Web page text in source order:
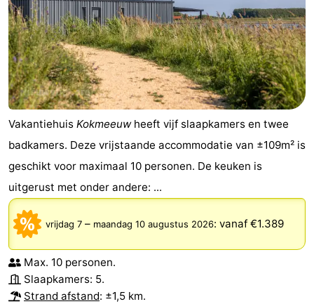
Vakantiehuis Kokmeeuwheeft vijf slaapkamers en twee
badkamers. Deze vrijstaande accommodatie van ±109m² is
geschikt voor maximaal 10 personen. De keuken is
uitgerust met onder andere: ...
vrijdag 7 – maandag 10 augustus 2026: vanaf €1.389
Max. 10 personen.
Slaapkamers: 5.
Strand afstand: ±1,5 km.